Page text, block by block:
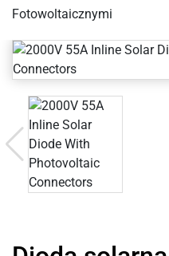
Fotowoltaicznymi